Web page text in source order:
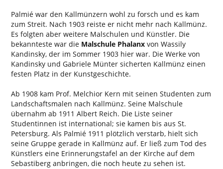
Palmié war den Kallmünzern wohl zu forsch und es kam
zum Streit. Nach 1903 reiste er nicht mehr nach Kallmünz.
Es folgten aber weitere Malschulen und Künstler. Die
bekannteste war die Malschule Phalanx von Wassily
Kandinsky, der im Sommer 1903 hier war. Die Werke von
Kandinsky und Gabriele Münter sicherten Kallmünz einen
festen Platz in der Kunstgeschichte.
Ab 1908 kam Prof. Melchior Kern mit seinen Studenten zum
Landschaftsmalen nach Kallmünz. Seine Malschule
übernahm ab 1911 Albert Reich. Die Liste seiner
Studentinnen ist international; sie kamen bis aus St.
Petersburg. Als Palmié 1911 plötzlich verstarb, hielt sich
seine Gruppe gerade in Kallmünz auf. Er ließ zum Tod des
Künstlers eine Erinnerungstafel an der Kirche auf dem
Sebastiberg anbringen, die noch heute zu sehen ist.